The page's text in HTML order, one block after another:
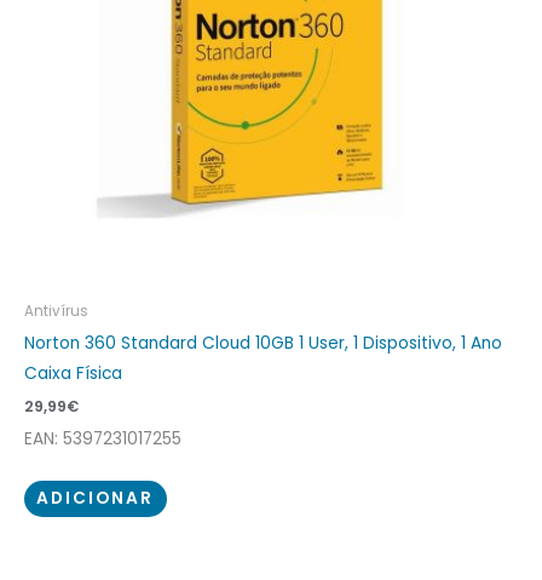
Antivírus
Norton 360 Standard Cloud 10GB 1 User, 1 Dispositivo, 1 Ano
Caixa Física
29,99€
EAN: 5397231017255
ADICIONAR